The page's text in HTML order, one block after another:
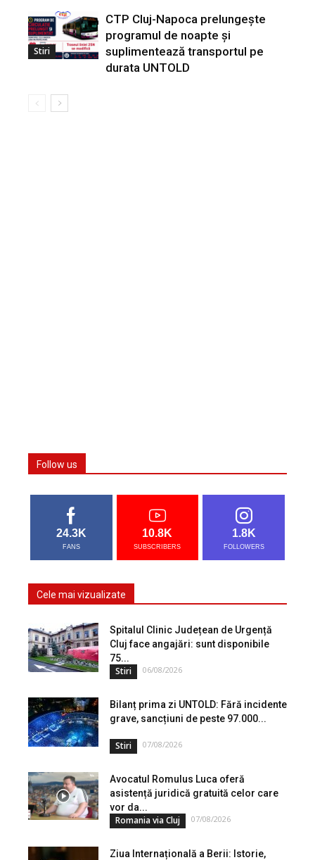
Stiri
CTP Cluj-Napoca prelungește
programul de noapte și
suplimentează transportul pe
durata UNTOLD
Follow us
24.3K
FANS
10.8K
SUBSCRIBERS
1.8K
FOLLOWERS
Cele mai vizualizate
Spitalul Clinic Județean de Urgență
Cluj face angajări: sunt disponibile
75...
Stiri 06/08/2026
Bilanț prima zi UNTOLD: Fără incidente
grave, sancțiuni de peste 97.000...
Stiri 07/08/2026
Avocatul Romulus Luca oferă
asistență juridică gratuită celor care
vor da...
Romania via Cluj 07/08/2026
Ziua Internațională a Berii: Istorie,